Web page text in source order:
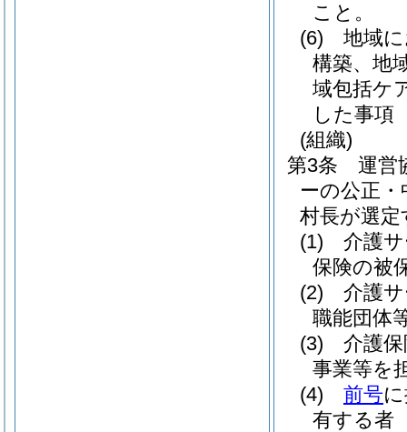
こと。
(6)
地域
構築、地
域包括ケ
した事項
(組織)
第3条
運営
ーの公正
村長が選定
(1)
介護
保険の被
(2)
介護
職能団体
(3)
介護
事業等を
(4)
前号
有する者